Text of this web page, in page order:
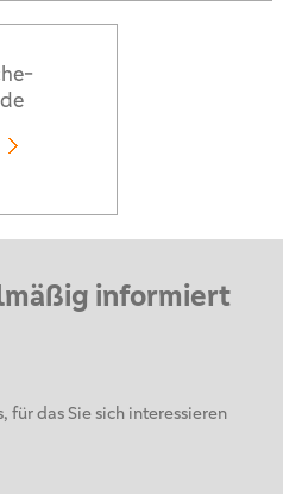
informiert
für das Sie sich interessieren